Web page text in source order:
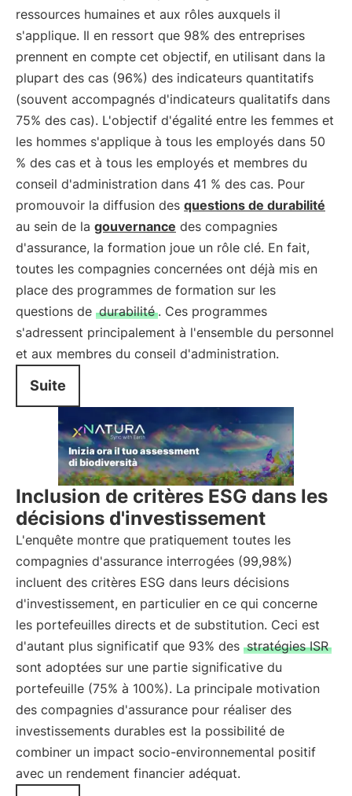
ressources humaines et aux rôles auxquels il
s'applique. Il en ressort que 98% des entreprises
prennent en compte cet objectif, en utilisant dans la
plupart des cas (96%) des indicateurs quantitatifs
(souvent accompagnés d'indicateurs qualitatifs dans
75% des cas). L'objectif d'égalité entre les femmes et
les hommes s'applique à tous les employés dans 50
% des cas et à tous les employés et membres du
conseil d'administration dans 41 % des cas. Pour
promouvoir la diffusion des questions de durabilité
au sein de la gouvernance des compagnies
d'assurance, la formation joue un rôle clé. En fait,
toutes les compagnies concernées ont déjà mis en
place des programmes de formation sur les
questions de durabilité . Ces programmes
s'adressent principalement à l'ensemble du personnel
et aux membres du conseil d'administration.
Suite
Inclusion de critères ESG dans les
décisions d'investissement
L'enquête montre que pratiquement toutes les
compagnies d'assurance interrogées (99,98%)
incluent des critères ESG dans leurs décisions
d'investissement, en particulier en ce qui concerne
les portefeuilles directs et de substitution. Ceci est
d'autant plus significatif que 93% des stratégies ISR
sont adoptées sur une partie significative du
portefeuille (75% à 100%). La principale motivation
des compagnies d'assurance pour réaliser des
investissements durables est la possibilité de
combiner un impact socio-environnemental positif
avec un rendement financier adéquat.